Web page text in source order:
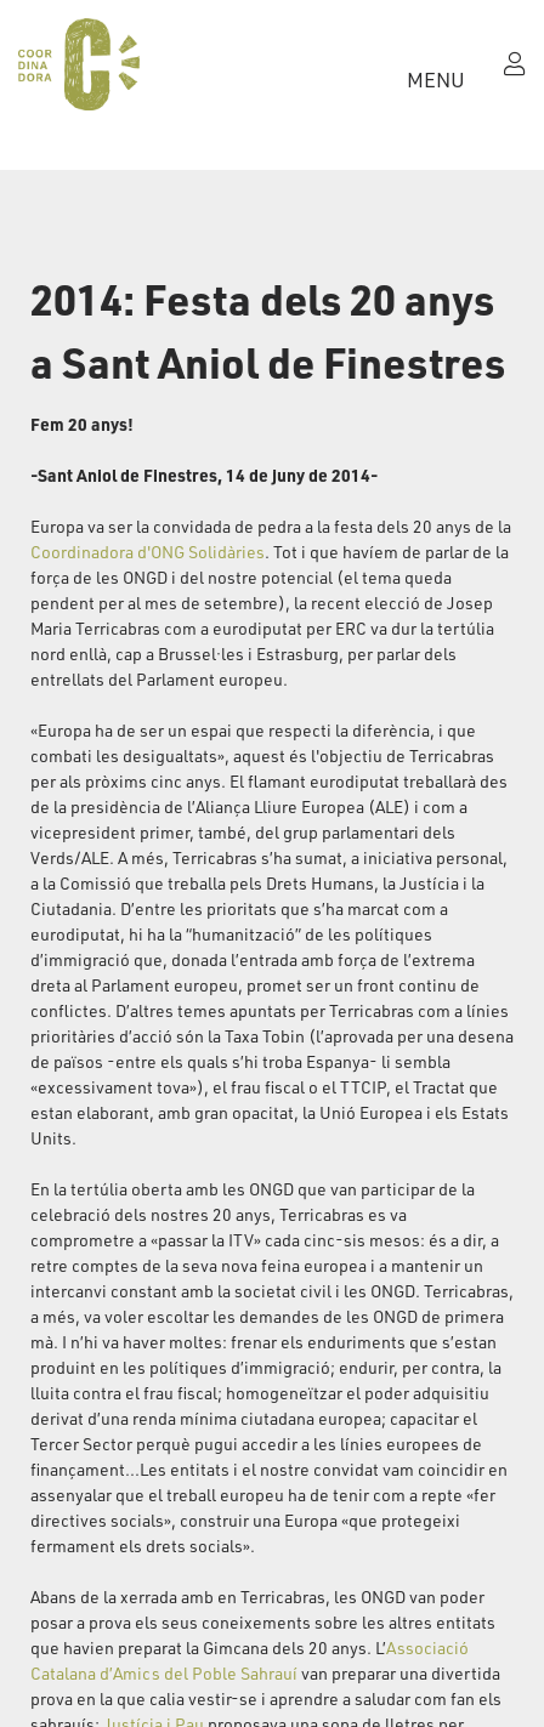
MENU
2014: Festa dels 20 anys
a Sant Aniol de Finestres
Fem 20 anys!
-Sant Aniol de Finestres, 14 de juny de 2014-
Europa va ser la convidada de pedra a la festa dels 20 anys de la
Coordinadora d'ONG Solidàries. Tot i que havíem de parlar de la
força de les ONGD i del nostre potencial (el tema queda
pendent per al mes de setembre), la recent elecció de Josep
Maria Terricabras com a eurodiputat per ERC va dur la tertúlia
nord enllà, cap a Brussel·les i Estrasburg, per parlar dels
entrellats del Parlament europeu.
«Europa ha de ser un espai que respecti la diferència, i que
combati les desigualtats», aquest és l'objectiu de Terricabras
per als pròxims cinc anys. El flamant eurodiputat treballarà des
de la presidència de l’Aliança Lliure Europea (ALE) i com a
vicepresident primer, també, del grup parlamentari dels
Verds/ALE. A més, Terricabras s’ha sumat, a iniciativa personal,
a la Comissió que treballa pels Drets Humans, la Justícia i la
Ciutadania. D’entre les prioritats que s’ha marcat com a
eurodiputat, hi ha la “humanització” de les polítiques
d’immigració que, donada l’entrada amb força de l’extrema
dreta al Parlament europeu, promet ser un front continu de
conflictes. D’altres temes apuntats per Terricabras com a línies
prioritàries d’acció són la Taxa Tobin (l’aprovada per una desena
de països -entre els quals s’hi troba Espanya- li sembla
«excessivament tova»), el frau fiscal o el TTCIP, el Tractat que
estan elaborant, amb gran opacitat, la Unió Europea i els Estats
Units.
En la tertúlia oberta amb les ONGD que van participar de la
celebració dels nostres 20 anys, Terricabras es va
comprometre a «passar la ITV» cada cinc-sis mesos: és a dir, a
retre comptes de la seva nova feina europea i a mantenir un
intercanvi constant amb la societat civil i les ONGD. Terricabras,
a més, va voler escoltar les demandes de les ONGD de primera
mà. I n’hi va haver moltes: frenar els enduriments que s’estan
produint en les polítiques d’immigració; endurir, per contra, la
lluita contra el frau fiscal; homogeneïtzar el poder adquisitiu
derivat d’una renda mínima ciutadana europea; capacitar el
Tercer Sector perquè pugui accedir a les línies europees de
finançament...Les entitats i el nostre convidat vam coincidir en
assenyalar que el treball europeu ha de tenir com a repte «fer
directives socials», construir una Europa «que protegeixi
fermament els drets socials».
Abans de la xerrada amb en Terricabras, les ONGD van poder
posar a prova els seus coneixements sobre les altres entitats
que havien preparat la Gimcana dels 20 anys. L’Associació
Catalana d’Amics del Poble Sahrauívan preparar una divertida
prova en la que calia vestir-se i aprendre a saludar com fan els